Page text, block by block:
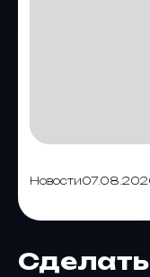
Новости